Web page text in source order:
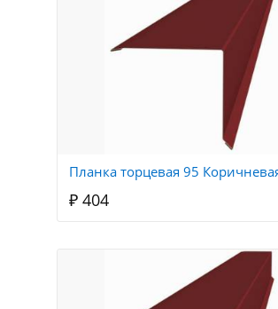
Планка торцевая 95
₽ 404